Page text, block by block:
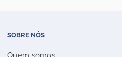
SOBRE NÓS
Quem somos